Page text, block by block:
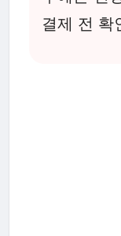
결제 전 확